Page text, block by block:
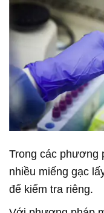
Trong các phương
nhiều miếng gạc
để kiểm tra riêng.